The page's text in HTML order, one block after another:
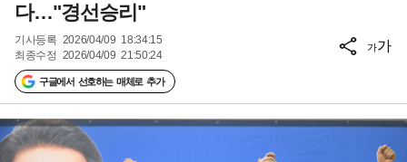
다…"경선승리"
기사등록 2026/04/09 18:34:15
최종수정 2026/04/09 21:50:24
구글에서 선호하는 매체로 추가
가가